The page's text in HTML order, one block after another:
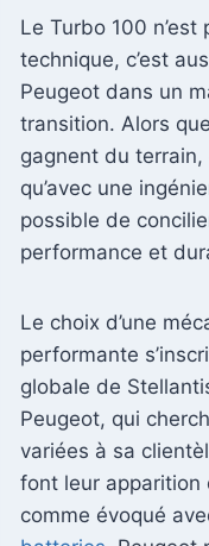
Le Turbo 100
technique, c’est
Peugeot dans un
transition. Alors
gagnent du
qu’avec une
possible de
performance et
Le choix d’une
performante
globale de
Peugeot, qui
variées à sa
font leur apparition
comme évoqué